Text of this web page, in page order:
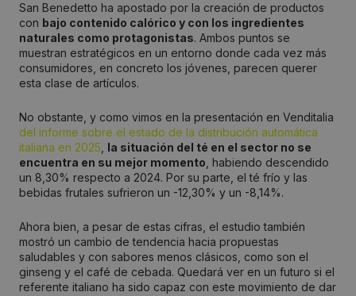
San Benedetto ha apostado por la creación de productos
con bajo contenido calórico y con los ingredientes
naturales como protagonistas. Ambos puntos se
muestran estratégicos en un entorno donde cada vez más
consumidores, en concreto los jóvenes, parecen querer
esta clase de artículos.
No obstante, y como vimos en la presentación en Venditalia
del informe sobre el estado de la distribución automática
italiana en 2025 la situación del té en el sector no se
encuentra en su mejor momento , habiendo descendido
un 8,30% respecto a 2024. Por su parte, el té frío y las
bebidas frutales sufrieron un -12,30% y un -8,14%.
Ahora bien, a pesar de estas cifras, el estudio también
mostró un cambio de tendencia hacia propuestas
saludables y con sabores menos clásicos, como son el
ginseng y el café de cebada. Quedará ver en un futuro si el
referente italiano ha sido capaz con este movimiento de dar